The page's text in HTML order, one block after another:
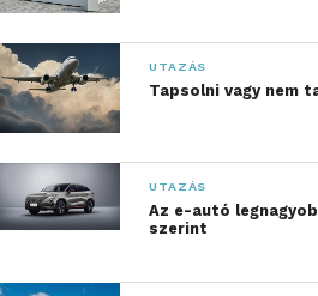
Gyerekszemmel a világ –
ameseutca.hufőoldalán!
híreket és csatlakozzon
UTAZÁS
Tapsolni vagy nem
UTAZÁS
Az e-autó
szerint